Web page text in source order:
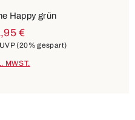
Happy grün
€
(20% gespart)
MWST.